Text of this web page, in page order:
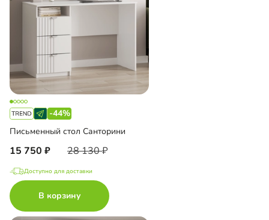
-44%
Письменный стол Санторини
15 750 28 130
Доступно для доставки
В корзину